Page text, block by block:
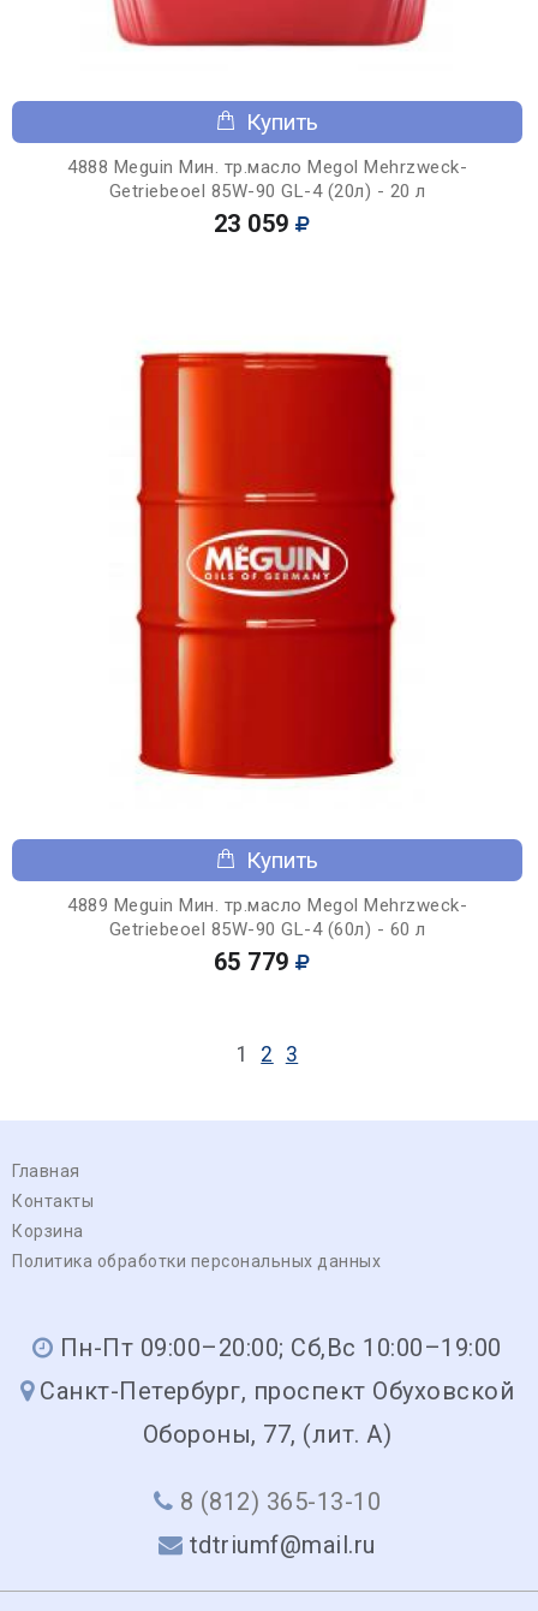
Купить
4888 Meguin Мин. тр.масло Megol Mehrzweck-
Getriebeoel 85W-90 GL-4 (20л) - 20 л
23 059
Купить
4889 Meguin Мин. тр.масло Megol Mehrzweck-
Getriebeoel 85W-90 GL-4 (60л) - 60 л
65 779
1 2 3
Главная
Контакты
Корзина
Политика обработки персональных данных
Пн-Пт 09:00–20:00; Сб,Вс 10:00–19:00
Санкт-Петербург, проспект Обуховской
Обороны, 77, (лит. А)
8 (812) 365-13-10
tdtriumf@mail.ru